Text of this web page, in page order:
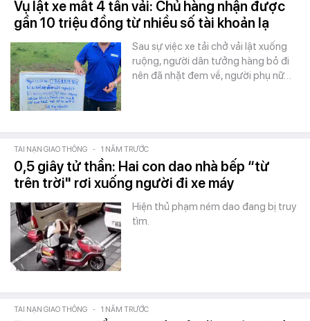
Vụ lật xe mất 4 tấn vải: Chủ hàng nhận được
gần 10 triệu đồng từ nhiều số tài khoản lạ
Sau sự việc xe tải chở vải lật xuống
ruộng, người dân tưởng hàng bỏ đi
nên đã nhặt đem về, người phụ nữ…
TAI NẠN GIAO THÔNG - 1 NĂM TRƯỚC
0,5 giây tử thần: Hai con dao nhà bếp “từ
trên trời" rơi xuống người đi xe máy
Hiện thủ phạm ném dao đang bị truy
tìm.
TAI NẠN GIAO THÔNG - 1 NĂM TRƯỚC